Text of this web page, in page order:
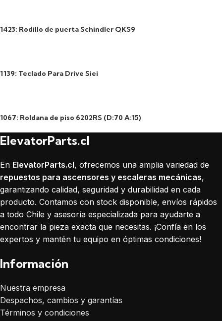
1423: Rodillo de puerta Schindler QKS9
1139: Teclado Para Drive Siei
1067: Roldana de piso 6202RS (D:70 A:15)
ElevatorParts.cl
En ElevatorParts.cl, ofrecemos una amplia variedad de
repuestos para ascensores y escaleras mecánicas,
garantizando calidad, seguridad y durabilidad en cada
producto. Contamos con stock disponible, envíos rápidos
a todo Chile y asesoría especializada para ayudarte a
encontrar la pieza exacta que necesitas. ¡Confía en los
expertos y mantén tu equipo en óptimas condiciones!
Información
Nuestra empresa
Despachos, cambios y garantías
Términos y condiciones